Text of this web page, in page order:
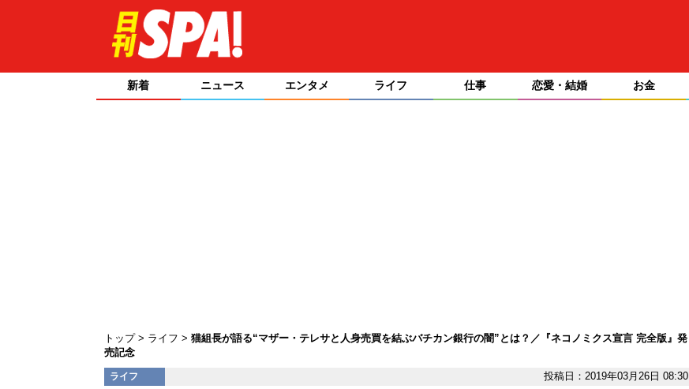
新着 ニュース エンタメ ライフ 仕事 恋愛・結婚 お金
トップ ライフ
猫組長が語る“マザー・テレサと人身売買を結ぶバチカン銀行の闇”とは？／『ネコノミクス宣言 完全版』発
売記念
ライフ 投稿日：2019年03月26日 08:30